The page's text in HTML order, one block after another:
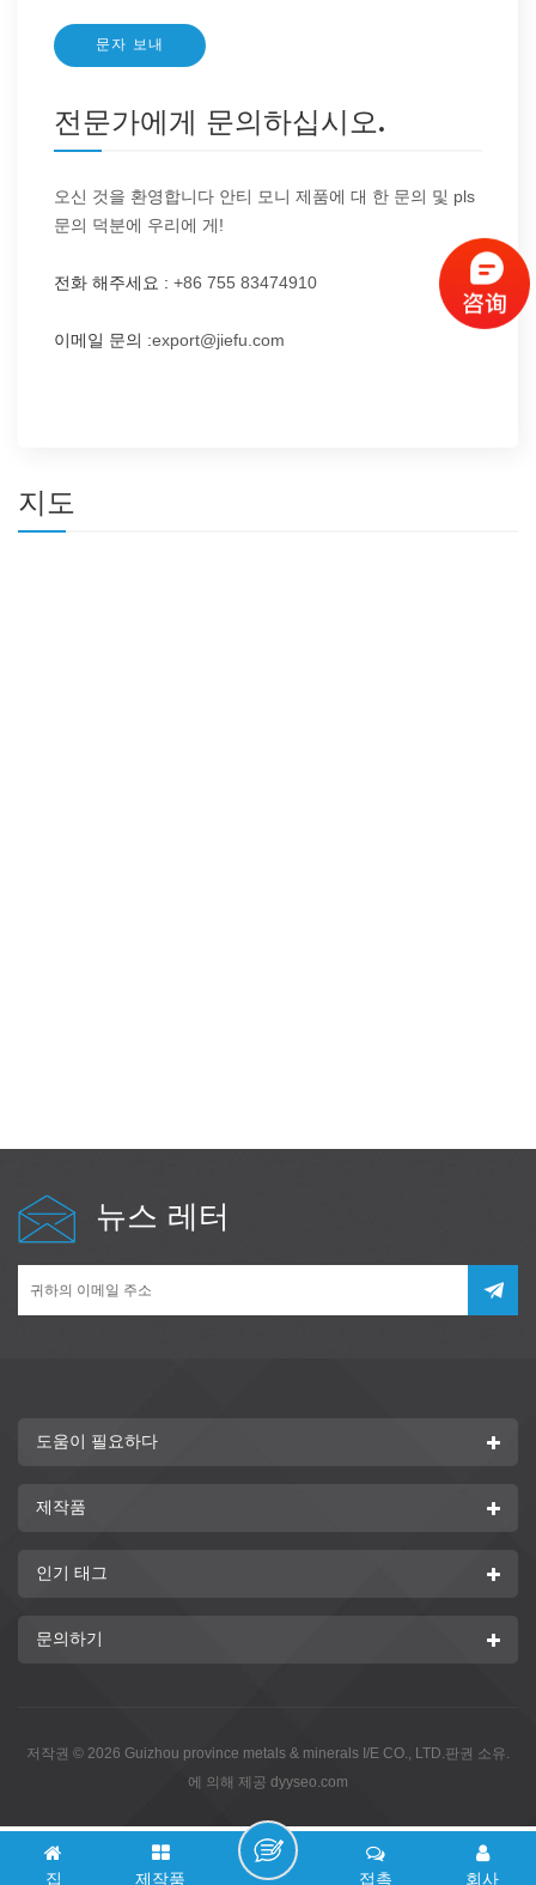
전문가에게 문의하십시오.
오신 것을 환영합니다 안티 모니 제품에 대 한 문의 및 pls
문의 덕분에 우리에 게!
전화 해주세요 : +86 755 83474910
이메일 문의 :export@jiefu.com
지도
뉴스 레터
도움이 필요하다
제작품
인기 태그
문의하기
저작권 © 2026 Guizhou province metals & minerals I/E CO., LTD.판권 소유.
에 의해 제공 dyyseo.com
집 제작품 회사
접촉